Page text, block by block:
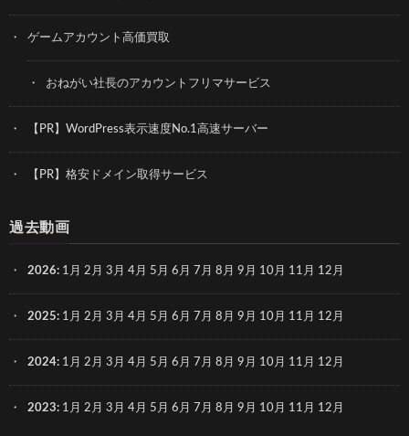
ゲームアカウント高価買取
おねがい社長のアカウントフリマサービス
【PR】WordPress表示速度No.1高速サーバー
【PR】格安ドメイン取得サービス
過去動画
2026: 1月 2月 3月 4月 5月 6月 7月 8月 9月 10月 11月 12月
2025: 1月 2月 3月 4月 5月 6月 7月 8月 9月 10月 11月 12月
2024: 1月 2月 3月 4月 5月 6月 7月 8月 9月 10月 11月 12月
2023: 1月 2月 3月 4月 5月 6月 7月 8月 9月 10月 11月 12月